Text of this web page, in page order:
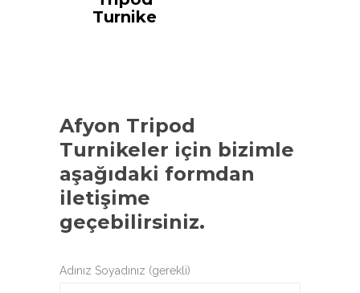
Turnike
Afyon Tripod
Turnikeler için bizimle
aşağıdaki formdan
iletişime
geçebilirsiniz.
Adınız Soyadınız (gerekli)